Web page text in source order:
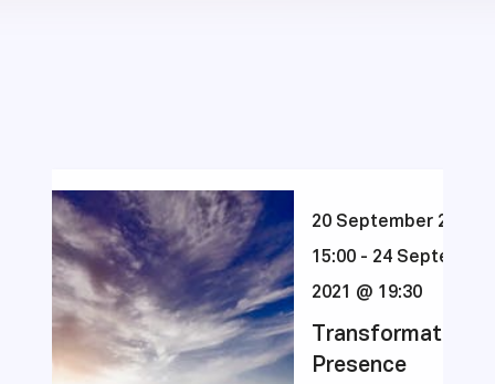
20 September 2021
15:00- 24 September
2021 @ 19:30
Transformational
Presence